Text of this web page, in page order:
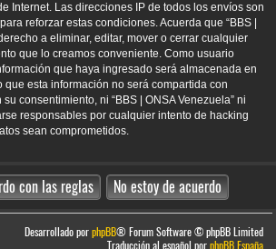
Internet. Las direcciones IP de todos los envíos son
reforzar estas condiciones. Acuerda que “BBS |
a eliminar, editar, mover o cerrar cualquier
que lo creamos conveniente. Como usuario
que haya ingresado será almacenada en
que esta información no será compartida con
consentimiento, ni “BBS | ONSA Venezuela” ni
responsables por cualquier intento de hacking
sean comprometidos.
Desarrollado porphpBB® Forum Software © phpBB Limited
Traducción al español porphpBB España